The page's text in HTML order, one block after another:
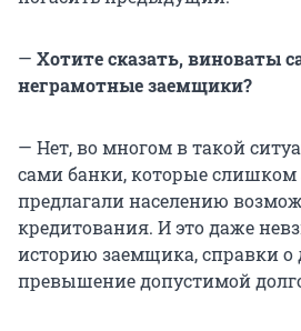
— Хотите сказать, виноваты
неграмотные заемщики?
— Нет, во многом в такой
сами банки, которые слишком
предлагали населению
кредитования. И это даже
историю заемщика, справки о
превышение допустимой